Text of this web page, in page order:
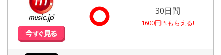
⭘ 30日間
1600円Ptもらえる!